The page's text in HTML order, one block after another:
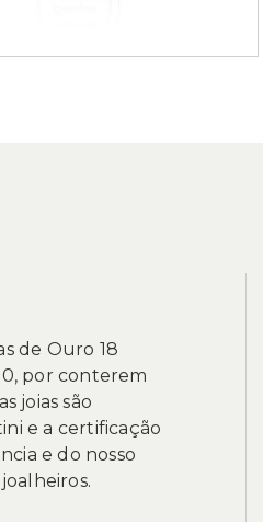
de Ouro 18
por conterem
joias são
e a certificação
e do nosso